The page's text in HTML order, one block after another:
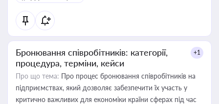
Бронювання співробітників: категорії,
процедура, терміни, кейси
+1
Про що тема: Про процес бронювання співробітників на
підприємствах, який дозволяє забезпечити їх участь у
критично важливих для економіки країни сферах під час